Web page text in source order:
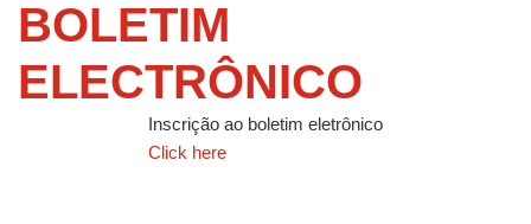
BOLETIM
ELECTRÔNICO
Inscrição ao boletim eletrônico
Click here